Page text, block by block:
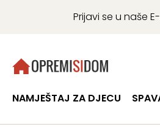
Prijavi se u naše
NAMJEŠTAJ ZA DJECU